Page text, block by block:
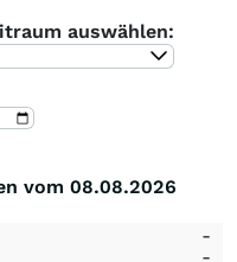
auswählen:
vom 08.08.2026
-
-